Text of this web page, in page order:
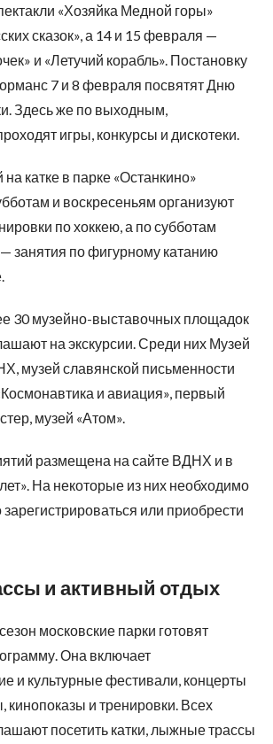
«Хозяйка Медной горы»
сказок», а 14 и 15 февраля —
и «Летучий корабль». Постановку
7 и 8 февраля посвятят Дню
Здесь же по выходным,
игры, конкурсы и дискотеки.
катке в парке «Останкино»
и воскресеньям организуют
по хоккею, а по субботам
занятия по фигурному катанию
30 музейно-выставочных площадок
на экскурсии. Среди них Музей
музей славянской письменности
и авиация», первый
музей «Атом».
размещена на сайте ВДНХ и в
На некоторые из них необходимо
или приобрести
и активный отдых
московские парки готовят
Она включает
и культурные фестивали, концерты
кинопоказы и тренировки. Всех
посетить катки, лыжные трассы